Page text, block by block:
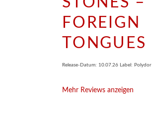
FOREIGN
TONGUES
Release-Datum: 10.07.26 Label: Polydor
Mehr Reviews anzeigen